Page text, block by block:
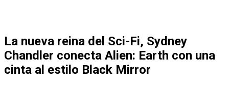
La nueva reina del Sci-Fi, Sydney
Chandler conecta Alien: Earth con una
cinta al estilo Black Mirror